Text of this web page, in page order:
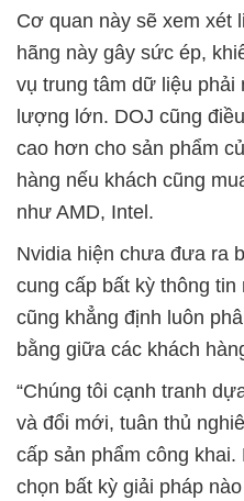
Cơ quan này sẽ xem xét
hãng này gây sức ép,
vụ trung tâm dữ liệu
lượng lớn. DOJ cũng
cao hơn cho sản phẩm
hàng nếu khách cũng
như AMD, Intel.
Nvidia hiện chưa đưa ra
cung cấp bất kỳ thông
cũng khẳng định luôn
bằng giữa các khách
“Chúng tôi cạnh tranh
và đổi mới, tuân thủ
cấp sản phẩm công
chọn bất kỳ giải pháp